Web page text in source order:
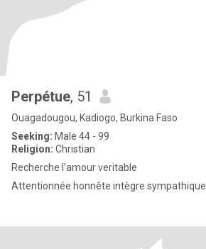
Perpétue, 51
Ouagadougou, Kadiogo, Burkina Faso
Seeking: Male 44 - 99
Religion: Christian
Recherche l'amour veritable
Attentionnée honnête intègre sympathique